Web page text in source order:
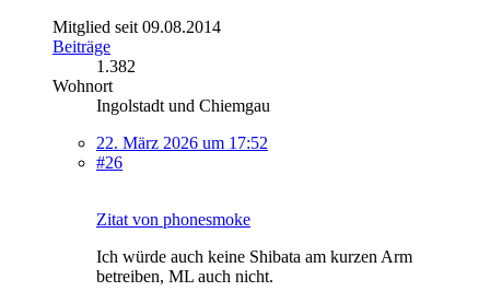
Mitglied seit 09.08.2014
Beiträge
1.382
Wohnort
Ingolstadt und Chiemgau
22. März 2026 um 17:52
#26
Zitat von phonesmoke
Ich würde auch keine Shibata am kurzen Arm
betreiben, ML auch nicht.